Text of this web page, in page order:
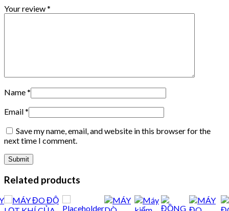
Your review*
Name*
Email*
Save my name, email, and website in this browser for the
next time I comment.
Related products